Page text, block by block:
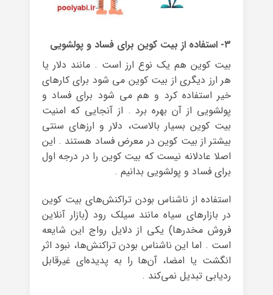
۳- استفاده از بیت کوین برای فساد و پولشویی
بیت کوین هم یک نوع ارز است . مانند دلار یا
هر ارز دیگری از بیت کوین می شود برای کارهای
خیر استفاده کرد و هم می شود برای فساد و
پولشویی از آن بهره برد . از آنجایی که امنیت
بیت کوین بسیار بالاست، دلار و ارزهای سنتی
بیشتر از بیت کوین در معرض فساد هستند . این
اصلا عادلانه نیست که بیت کوین را در درجه اول
برای فساد و پولشویی بدانیم .
استفاده از ناشناس بودن تراکنش‌های بیت کوین
در بازارهای سیاه مانند سیلک رود (بازار آنلاین
فروش مخدرها) یکی از دلایل رواج این شایعه
است . اما این ناشناس بودن تراکنش‌ها، نبود اثر
انگشت یا امضا، آن‌ها را به پدیده‌ای غیرقابل
ردیابی تبدیل نمی‌کند .